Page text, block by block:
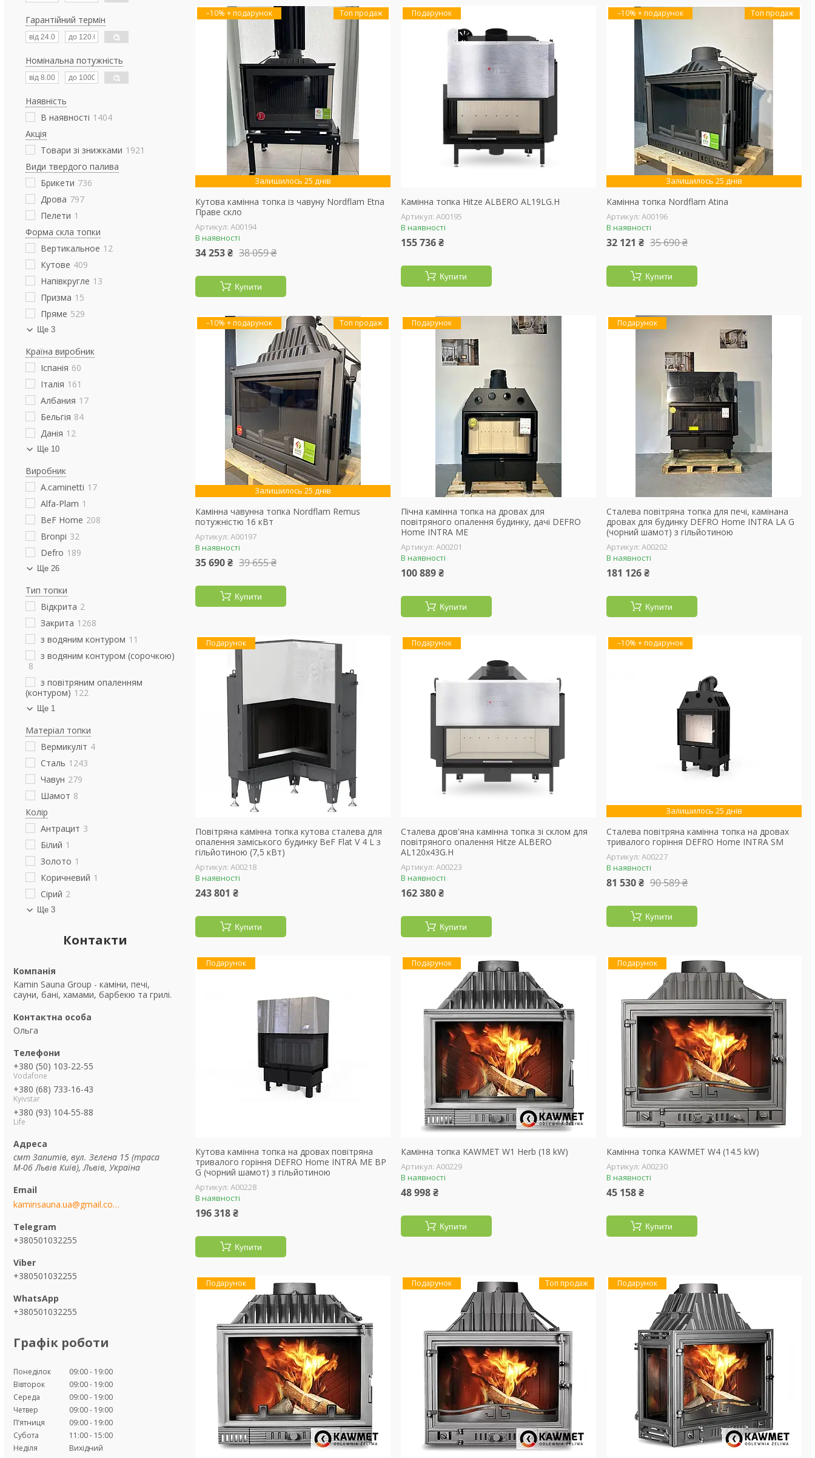
Гарантійний термін
Номінальна потужність
Наявність
В наявності 1404
Акція
Товари зі знижками 1921
Види твердого палива
Брикети 736
Дрова 797
Пелети 1
Форма скла топки
Вертикальное 12
Кутове 409
Напівкругле 13
Призма 15
Пряме 529
Ще 3
Країна виробник
Іспанія 60
Італія 161
Албания 17
Бельгія 84
Данія 12
Ще 10
Виробник
A.caminetti 17
Alfa-Plam 1
BeF Home 208
Bronpi 32
Defro 189
Ще 26
Тип топки
Відкрита 2
Закрита 1268
з водяним контуром 11
з водяним контуром (сорочкою)
8
з повітряним опаленням
(контуром) 122
Ще 1
Матеріал топки
Вермикуліт 4
Сталь 1243
Чавун 279
Шамот 8
Колір
Антрацит 3
Білий 1
Золото 1
Коричневий 1
Сірий 2
Ще 3
Контакти
Kamin Sauna Group - каміни, печі,
сауни, бані, хамами, барбекю та грилі.
Ольга
+380 (50) 103-22-55
Vodafone
+380 (68) 733-16-43
Kyivstar
+380 (93) 104-55-88
Life
смт Запитів, вул. Зелена 15 (траса
М-06 Львів Київ), Львів, Україна
kaminsauna.ua@gmail.com
+380501032255
+380501032255
+380501032255
Графік роботи
Понеділок 09:00
19:00
Вівторок
09:00
19:00
Середа
09:00
19:00
Четвер
09:00
19:00
Пʼятниця
09:00
19:00
Субота
11:00
15:00
Неділя
Вихідний
Топ продаж
–10%
Залишилось 25 днів
Кутова камінна топка із чавуну Nordflam Etna
Праве скло
А00194
В наявності
34 253 ₴ 38 059 ₴
Купити
Подарунок
Камінна топка Hitze ALBERO AL19LG.H
А00195
В наявності
155 736 ₴
Купити
Топ продаж
–10%
Залишилось 25 днів
Камінна топка Nordflam Atina
А00196
В наявності
32 121 ₴ 35 690 ₴
Купити
Топ продаж
–10%
Залишилось 25 днів
Камінна чавунна топка Nordflam Remus
потужністю 16 кВт
А00197
В наявності
35 690 ₴ 39 655 ₴
Купити
Подарунок
Пічна камінна топка на дровах для
повітряного опалення будинку, дачі DEFRO
Home INTRA ME
А00201
В наявності
100 889 ₴
Купити
Подарунок
Сталева повітряна топка для печі, камінана
дровах для будинку DEFRO Home INTRA LA G
(чорний шамот) з гільйотиною
А00202
В наявності
181 126 ₴
Купити
Подарунок
Повітряна камінна топка кутова сталева для
опалення заміського будинку BeF Flat V 4 L з
гільйотиною (7,5 кВт)
А00218
В наявності
243 801 ₴
Купити
Подарунок
Сталева дров'яна камінна топка зі склом для
повітряного опалення Hitze ALBERO
AL120x43G.H
А00223
В наявності
162 380 ₴
Купити
–10%
Залишилось 25 днів
Сталева повітряна камінна топка на дровах
тривалого горіння DEFRO Home INTRA SM
А00227
В наявності
81 530 ₴ 90 589 ₴
Купити
Подарунок
Кутова камінна топка на дровах повітряна
тривалого горіння DEFRO Home INTRA ME BP
G (чорний шамот) з гільйотиною
А00228
В наявності
196 318 ₴
Купити
Подарунок
Камінна топка KAWMET W1 Herb (18 kW)
А00229
В наявності
48 998 ₴
Купити
Подарунок
Камінна топка KAWMET W4 (14.5 kW)
А00230
В наявності
45 158 ₴
Купити
Подарунок Топ продаж
Подарунок Подарунок